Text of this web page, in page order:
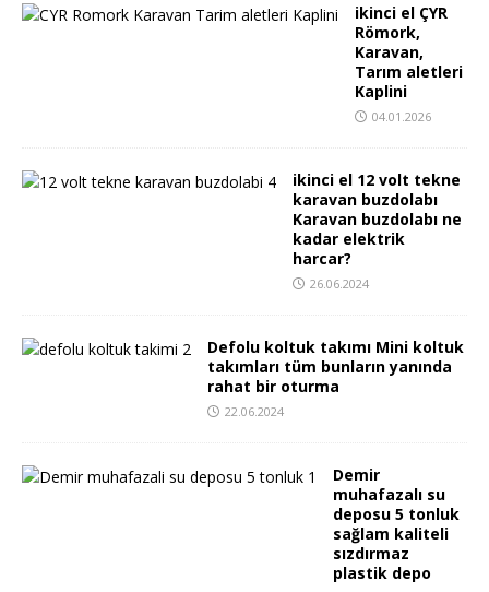
ikinci el ÇYR
Römork,
Karavan,
Tarım aletleri
Kaplini
04.01.2026
ikinci el 12 volt tekne
karavan buzdolabı
Karavan buzdolabı ne
kadar elektrik
harcar?
26.06.2024
Defolu koltuk takımı Mini koltuk
takımları tüm bunların yanında
rahat bir oturma
22.06.2024
Demir
muhafazalı su
deposu 5 tonluk
sağlam kaliteli
sızdırmaz
plastik depo